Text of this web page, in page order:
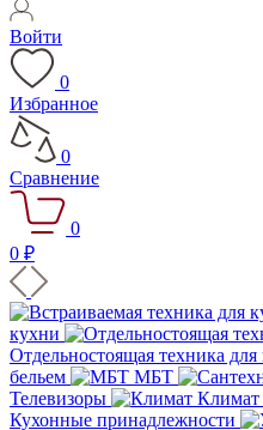
Войти
0
Избранное
0
Сравнение
0
0 ₽
кухни
Отдельностоящая техника для
бельем
МБТ
Телевизоры
Климат
Кухонные принадлежности